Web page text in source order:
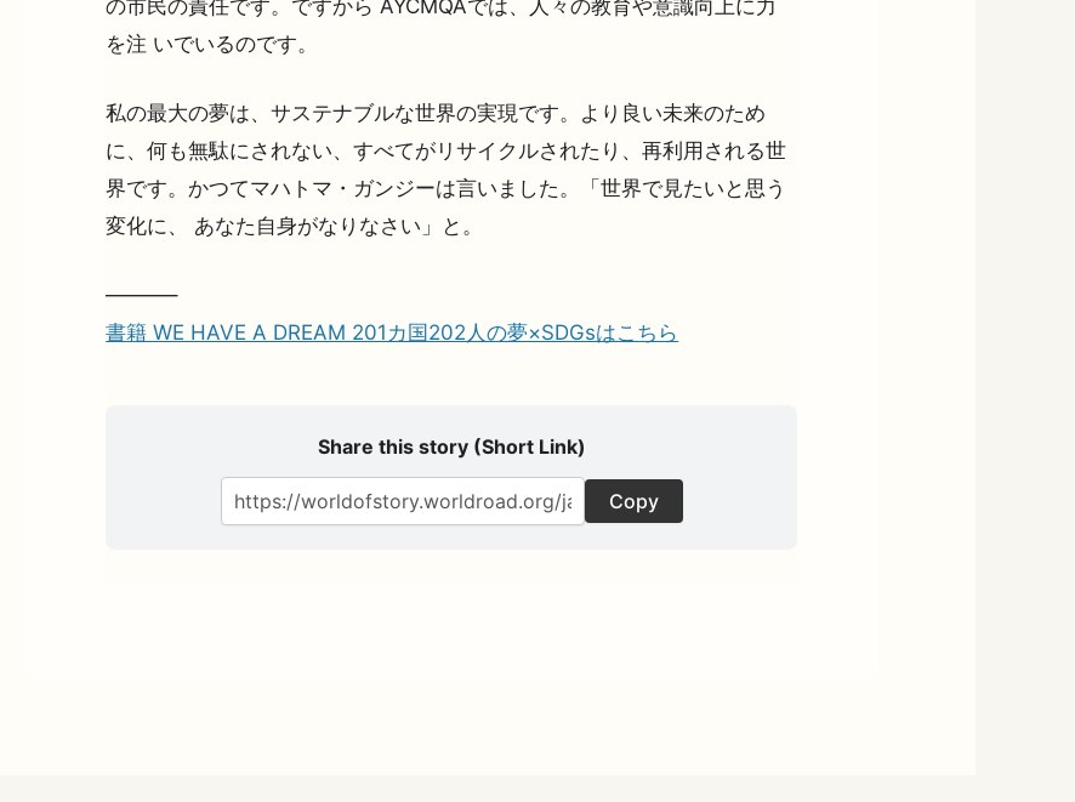
の市民の責任です。ですから AYCMQAでは、人々の教育や意識向上に力
を注 いでいるのです。
私の最大の夢は、サステナブルな世界の実現です。より良い未来のため
に、何も無駄にされない、すべてがリサイクルされたり、再利用される世
界です。かつてマハトマ・ガンジーは言いました。「世界で見たいと思う
変化に、 あなた自身がなりなさい」と。
———–
書籍 WE HAVE A DREAM 201カ国202人の夢×SDGsはこちら
Share this story (Short Link)
Copy